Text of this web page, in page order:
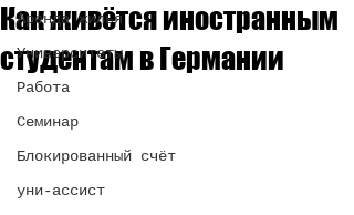
Аренда жилья
Университеты
Работа
Семинар
Блокированный счёт
уни-ассист
Как живётся иностранным
студентам в Германии